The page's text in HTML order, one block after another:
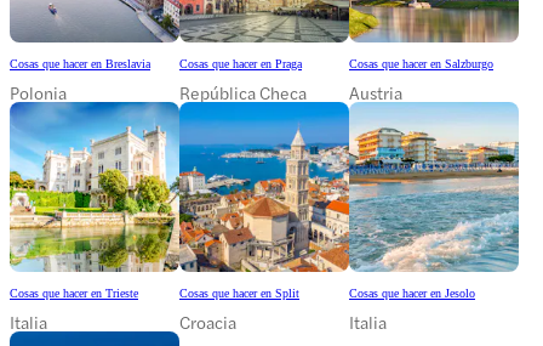
Cosas que hacer en Breslavia
Polonia
Cosas que hacer en Praga
República Checa
Cosas que hacer en Salzburgo
Austria
Cosas que hacer en Trieste
Italia
Cosas que hacer en Split
Croacia
Cosas que hacer en Jesolo
Italia